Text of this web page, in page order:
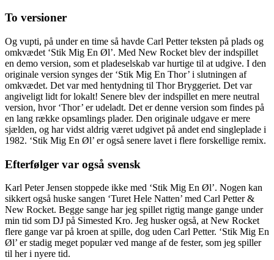
To versioner
Og vupti, på under en time så havde Carl Petter teksten på plads og
omkvædet ‘Stik Mig En Øl’. Med New Rocket blev der indspillet
en demo version, som et pladeselskab var hurtige til at udgive. I den
originale version synges der ‘Stik Mig En Thor’ i slutningen af
omkvædet. Det var med hentydning til Thor Bryggeriet. Det var
angiveligt lidt for lokalt! Senere blev der indspillet en mere neutral
version, hvor ‘Thor’ er udeladt. Det er denne version som findes på
en lang række opsamlings plader. Den originale udgave er mere
sjælden, og har vidst aldrig været udgivet på andet end singleplade i
1982. ‘Stik Mig En Øl’ er også senere lavet i flere forskellige remix.
Efterfølger var også svensk
Karl Peter Jensen stoppede ikke med ‘Stik Mig En Øl’. Nogen kan
sikkert også huske sangen ‘Turet Hele Natten’ med Carl Petter &
New Rocket. Begge sange har jeg spillet rigtig mange gange under
min tid som DJ på Simested Kro. Jeg husker også, at New Rocket
flere gange var på kroen at spille, dog uden Carl Petter. ‘Stik Mig En
Øl’ er stadig meget populær ved mange af de fester, som jeg spiller
til her i nyere tid.